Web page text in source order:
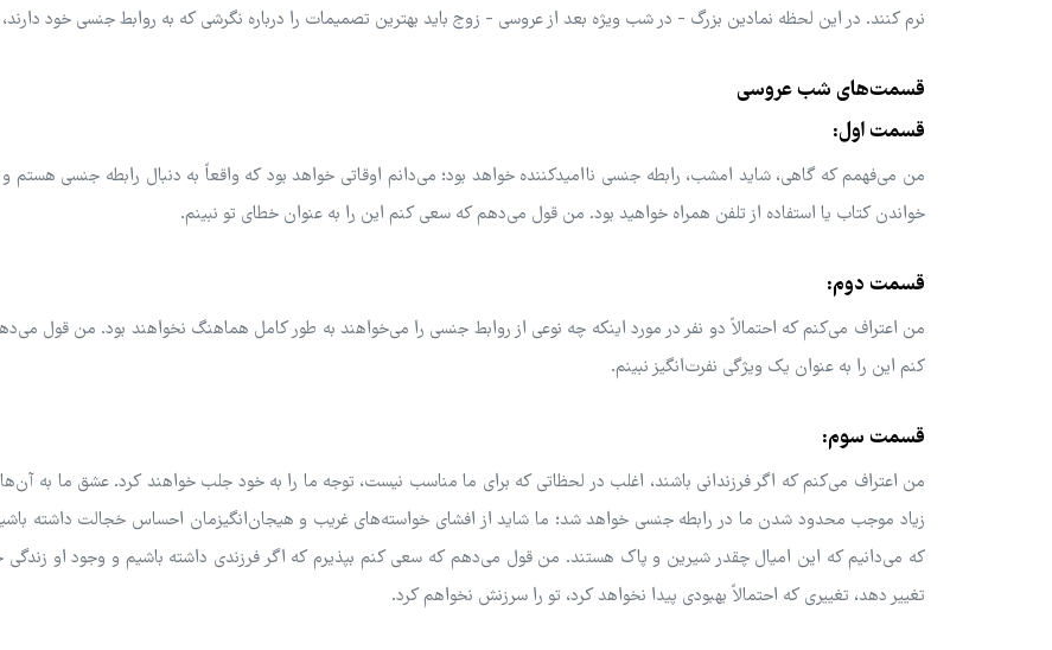
نرم کنند. در این لحظه نمادین بزرگ - در شب ویژه بعد از عروسی - زوج باید بهترین تصمیمات را درباره نگرشی که به روابط جنسی خود دارند،
قسمت‌های شب عروسی
قسمت اول:
من می‌فهمم که گاهی، شاید امشب، رابطه جنسی ناامیدکننده خواهد بود؛ می‌دانم اوقاتی خواهد بود که واقعاً به دنبال رابطه جنسی هستم
خواندن کتاب یا استفاده از تلفن همراه خواهید بود. من قول می‌دهم که سعی کنم این را به عنوان خطای تو نبینم.
قسمت دوم:
من اعتراف می‌کنم که احتمالاً دو نفر در مورد اینکه چه نوعی از روابط جنسی را می‌خواهند به طور کامل هماهنگ نخواهند بود. من قول
کنم این را به عنوان یک ویژگی نفرت‌انگیز نبینم.
قسمت سوم:
من اعتراف می‌کنم که اگر فرزندانی باشند، اغلب در لحظاتی که برای ما مناسب نیست، توجه ما را به خود جلب خواهند کرد. عشق ما به
زیاد موجب محدود شدن ما در رابطه جنسی خواهد شد؛ ما شاید از افشای خواسته‌های غریب و هیجان‌انگیزمان احساس خجالت داشته
که می‌دانیم که این امیال چقدر شیرین و پاک هستند. من قول می‌دهم که سعی کنم بپذیرم که اگر فرزندی داشته باشیم و وجود او زندگی
تغییر دهد، تغییری که احتمالاً بهبودی پیدا نخواهد کرد، تو را سرزنش نخواهم کرد.